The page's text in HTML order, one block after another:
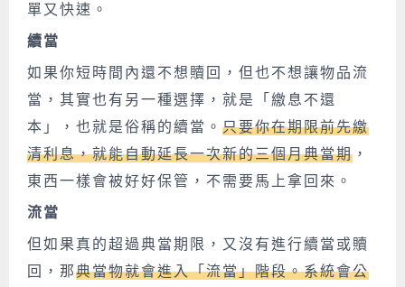
單又快速。
續當
如果你短時間內還不想贖回，但也不想讓物品流
當，其實也有另一種選擇，就是「繳息不還
本」，也就是俗稱的續當。 只要你在期限前先繳
清利息，就能自動延長一次新的三個月典當期 ，
東西一樣會被好好保管，不需要馬上拿回來。
流當
但如果真的超過典當期限，又沒有進行續當或贖
回，那典當物就會進入「流當」階段。系統會公